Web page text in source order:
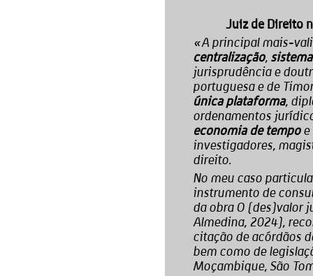
Juiz de Direito
«A principal mais-
centralização,
jurisprudência e
portuguesa e de
única plataforma,
ordenamentos
economia de tempoe
investigadores,
direito.
No meu caso
instrumento de
da obra O (des)valor
Almedina, 2024),
citação de acórdãos
bem como de
Moçambique, São